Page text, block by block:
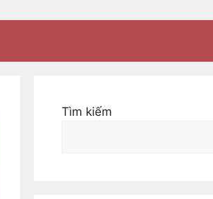
Tìm kiếm